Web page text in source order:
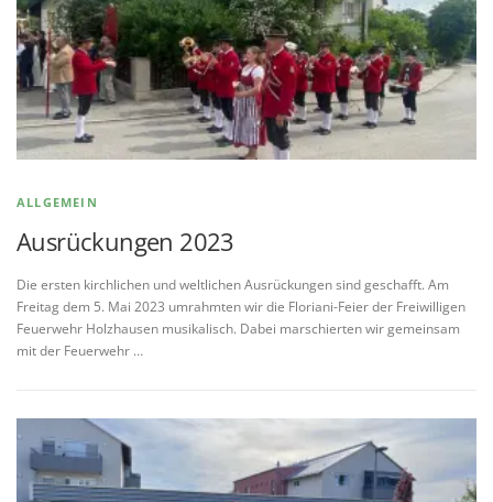
ALLGEMEIN
Ausrückungen 2023
Die ersten kirchlichen und weltlichen Ausrückungen sind geschafft. Am
Freitag dem 5. Mai 2023 umrahmten wir die Floriani-Feier der Freiwilligen
Feuerwehr Holzhausen musikalisch. Dabei marschierten wir gemeinsam
mit der Feuerwehr …